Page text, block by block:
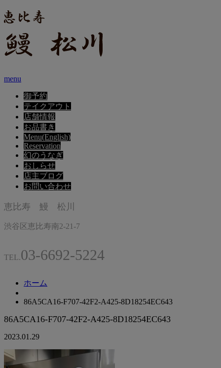
menu
御予約
テイクアウト
店舗情報
お品書き
Menu(English)
Reservation
幻のうなぎ
おしらせ
店主ブログ
お問い合わせ
恵比寿 鰻 松川
渋谷区恵比寿南2-21-7
TEL.03-6692-5224
ホーム
86A5CA16-F707-42F2-A425-8D18254EC643
86A5CA16-F707-42F2-A425-8D18254EC643
2023.01.29